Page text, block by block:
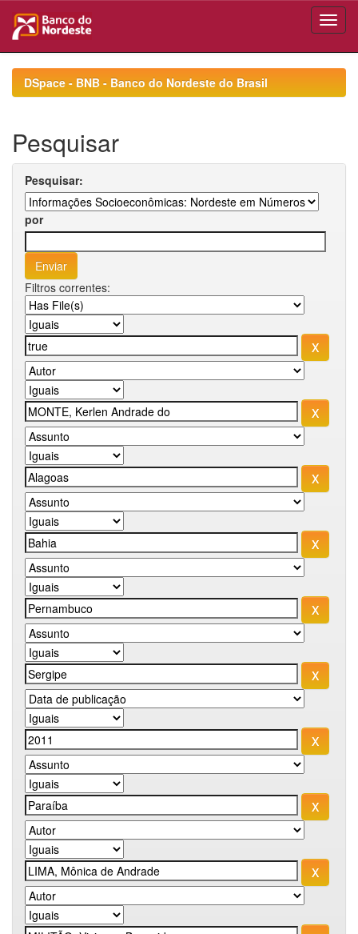
navigationDSpace - BNB - Banco do Nordeste do Brasil
Pesquisar
Pesquisar:
por
Filtros correntes: